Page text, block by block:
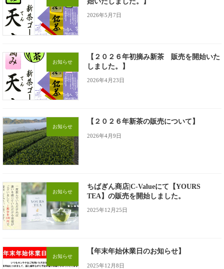
2026年5月7日
お知らせ
【２０２６年初摘み新茶 販売を開始いた
しました。】
2026年4月23日
お知らせ
【２０２６年新茶の販売について】
2026年4月9日
お知らせ
ちばぎん商店|C-Valueにて【YOURS
TEA】の販売を開始しました。
2025年12月25日
お知らせ
【年末年始休業日のお知らせ】
2025年12月8日